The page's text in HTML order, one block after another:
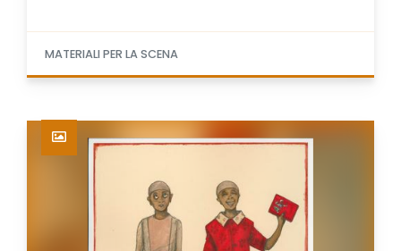
MATERIALI PER LA SCENA